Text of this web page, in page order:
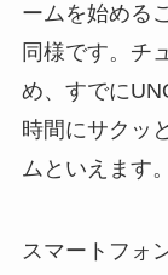
ームを始める
同様です。チ
め、すでに
時間にサクッ
ムといえます。
スマートフォ